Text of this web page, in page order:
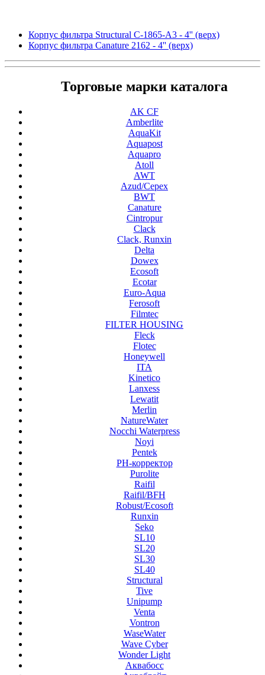
Корпус фильтра Structural С-1865-А3 - 4'' (верх)
Корпус фильтра Canature 2162 - 4'' (верх)
Торговые марки каталога
AK CF
Amberlite
AquaKit
Aquapost
Aquapro
Atoll
AWT
Azud/Cepex
BWT
Canature
Cintropur
Clack
Clack, Runxin
Delta
Dowex
Ecosoft
Ecotar
Euro-Aqua
Ferosoft
Filmtec
FILTER HOUSING
Fleck
Flotec
Honeywell
ITA
Kinetico
Lanxess
Lewatit
Merlin
NatureWater
Nocchi Waterpress
Noyi
Pentek
PH-корректор
Purolite
Raifil
Raifil/BFH
Robust/Ecosoft
Runxin
Seko
SL10
SL20
SL30
SL40
Structural
Tive
Unipump
Venta
Vontron
WaseWater
Wave Cyber
Wonder Light
Аквабосс